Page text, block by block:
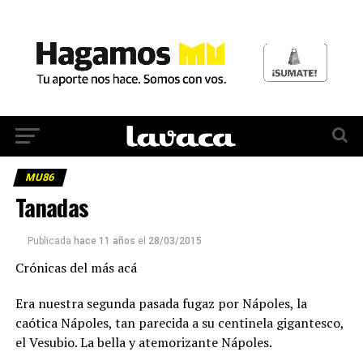
MU86
Tanadas
Publicada hace 11 años el 28/03/2015
Crónicas del más acá
Era nuestra segunda pasada fugaz por Nápoles, la
caótica Nápoles, tan parecida a su centinela gigantesco,
el Vesubio. La bella y atemorizante Nápoles.